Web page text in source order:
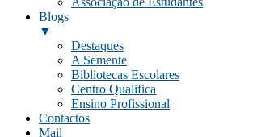
Blogs
▼
Destaques
A Semente
Bibliotecas Escolares
Centro Qualifica
Ensino Profissional
Contactos
Mail